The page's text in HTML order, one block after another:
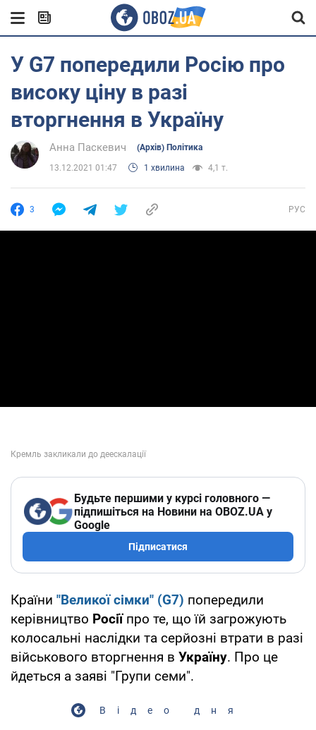
У G7 попередили Росію про
високу ціну в разі
вторгнення в Україну
Анна Паскевич (Архів) Політика
13.12.2021 01:47 1 хвилина 4,1 т.
3 РУС
Будьте першими у курсі головного —
підпишіться на Новини на OBOZ.UA у
Google
Підписатися
Країни "Великої сімки" (G7) попередили
керівництво Росіїпро те, що їй загрожують
колосальні наслідки та серйозні втрати в разі
військового вторгнення в Україну. Про це
йдеться а заяві "Групи семи".
Відео дня